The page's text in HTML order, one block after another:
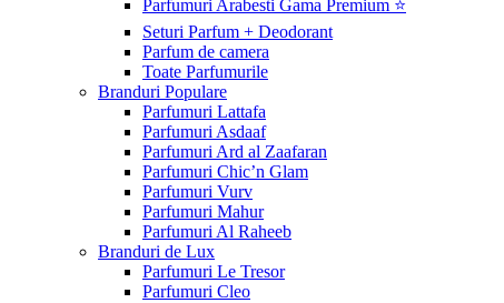
Parfumuri Arabesti Gama Premium ⭐
Seturi Parfum + Deodorant
Parfum de camera
Toate Parfumurile
Branduri Populare
Parfumuri Lattafa
Parfumuri Asdaaf
Parfumuri Ard al Zaafaran
Parfumuri Chic’n Glam
Parfumuri Vurv
Parfumuri Mahur
Parfumuri Al Raheeb
Branduri de Lux
Parfumuri Le Tresor
Parfumuri Cleo